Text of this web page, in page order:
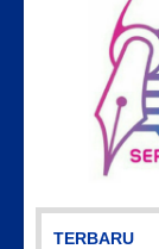
TERBARU